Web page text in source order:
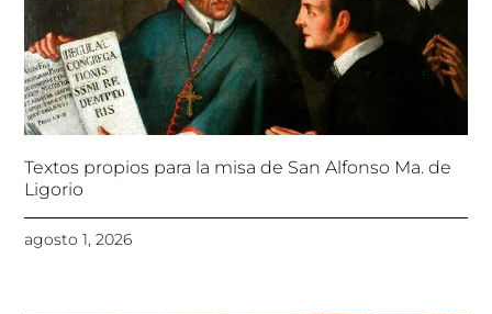
Textos propios para la misa de San Alfonso Ma. de
Ligorio
agosto 1, 2026